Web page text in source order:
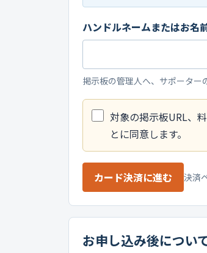
ハンドルネームまたはお名
掲示板の管理人へ、サポーター
対象の掲示板URL、
とに同意します。
カード決済に進む 決済
お申し込み後につい